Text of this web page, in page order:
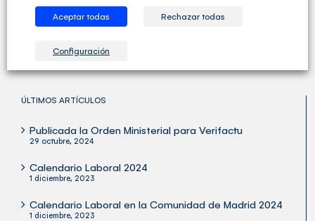
servicios para las Asesorías y los Despachos
Profesionales.
ÚLTIMOS ARTÍCULOS
Publicada la Orden Ministerial para Verifactu
29 octubre, 2024
Calendario Laboral 2024
1 diciembre, 2023
Calendario Laboral en la Comunidad de Madrid 2024
1 diciembre, 2023
Aceptar todas Rechazar todas
Configuración